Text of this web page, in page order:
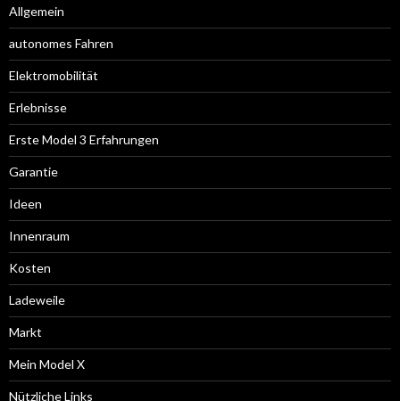
Allgemein
autonomes Fahren
Elektromobilität
Erlebnisse
Erste Model 3 Erfahrungen
Garantie
Ideen
Innenraum
Kosten
Ladeweile
Markt
Mein Model X
Nützliche Links